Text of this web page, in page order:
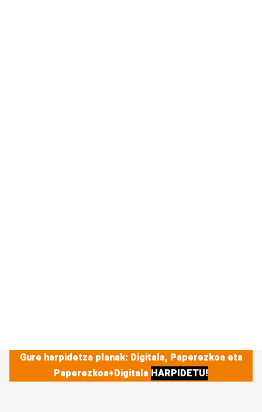
Gure harpidetza planak: Digitala, Paperezkoa eta
Paperezkoa+Digitala HARPIDETU!